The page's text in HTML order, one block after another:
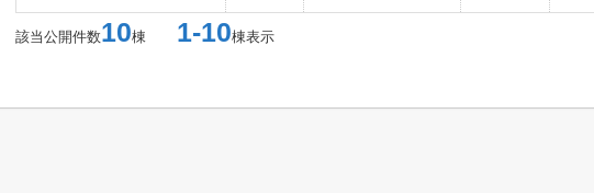
該当公開件数10棟 1-10棟表示